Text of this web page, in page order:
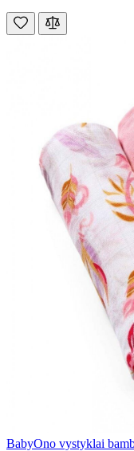
BabyOno vystyklai